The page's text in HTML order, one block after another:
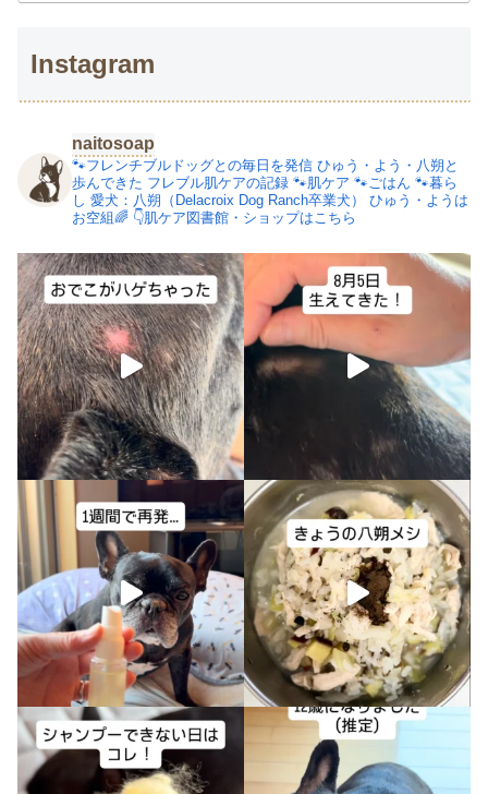
Instagram
naitosoap
🐾フレンチブルドッグとの毎日を発信 ひゅう・よう・八朔と
歩んできた フレブル肌ケアの記録 🐾肌ケア 🐾ごはん 🐾暮ら
し 愛犬：八朔（Delacroix Dog Ranch卒業犬）
ひゅう・ようは
お空組🌈 👇肌ケア図書館・ショップはこちら